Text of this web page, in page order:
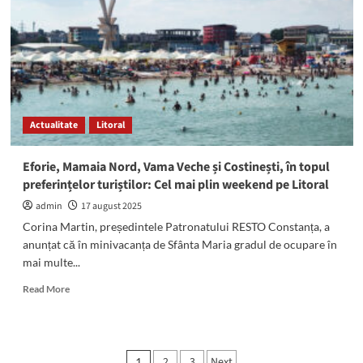
prins
în
timp
ce
se
în
baia
local
Actualitate Litoral
Eforie, Mamaia Nord, Vama Veche și Costinești, în topul
preferințelor turiștilor: Cel mai plin weekend pe Litoral
admin
17 august 2025
Corina Martin, președintele Patronatului RESTO Constanța, a
anunțat că în minivacanța de Sfânta Maria gradul de ocupare în
mai multe...
Read MoreRead